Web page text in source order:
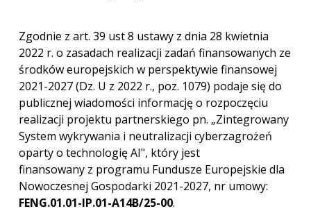
Zgodnie z art. 39 ust 8 ustawy z dnia 28 kwietnia
2022 r. o zasadach realizacji zadań finansowanych ze
środków europejskich w perspektywie finansowej
2021-2027 (Dz. U z 2022 r., poz. 1079) podaje się do
publicznej wiadomości informację o rozpoczęciu
realizacji projektu partnerskiego pn. „Zintegrowany
System wykrywania i neutralizacji cyberzagrożeń
oparty o technologię AI", który jest
finansowany z programu Fundusze Europejskie dla
Nowoczesnej Gospodarki 2021-2027, nr umowy:
FENG.01.01-IP.01-A14B/25-00.